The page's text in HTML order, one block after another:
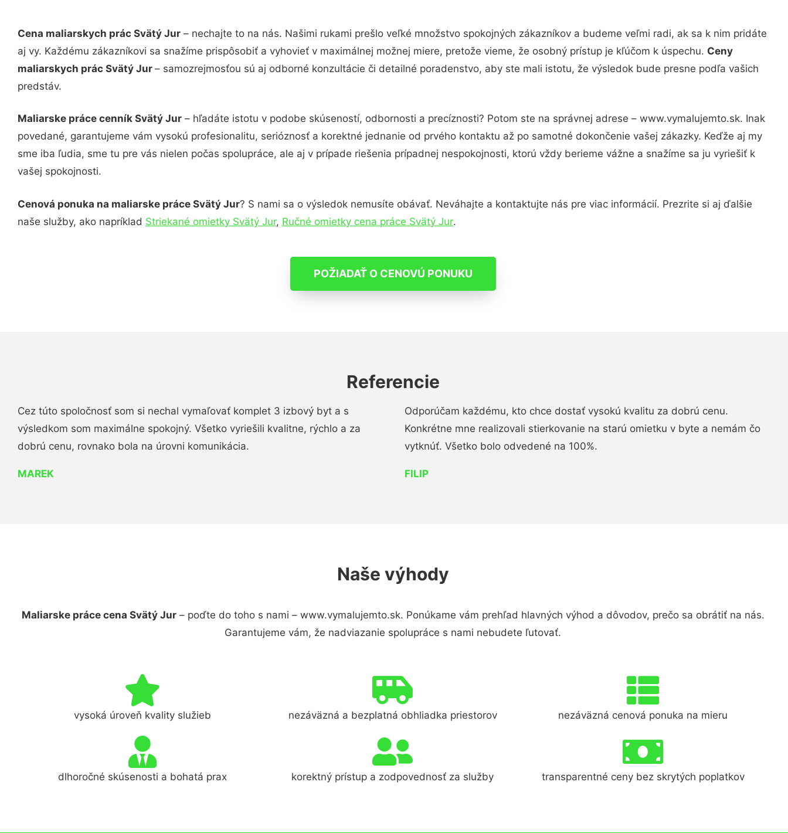
Cena maliarskych prác Svätý Jur – nechajte to na nás. Našimi rukami prešlo veľké množstvo spokojných zákazníkov a budeme veľmi radi, ak sa k nim pridáte
aj vy. Každému zákazníkovi sa snažíme prispôsobiť a vyhovieť v maximálnej možnej miere, pretože vieme, že osobný prístup je kľúčom k úspechu. Ceny
maliarskych prác Svätý Jur – samozrejmosťou sú aj odborné konzultácie či detailné poradenstvo, aby ste mali istotu, že výsledok bude presne podľa vašich
predstáv.
Maliarske práce cenník Svätý Jur – hľadáte istotu v podobe skúseností, odbornosti a precíznosti? Potom ste na správnej adrese – www.vymalujemto.sk. Inak
povedané, garantujeme vám vysokú profesionalitu, serióznosť a korektné jednanie od prvého kontaktu až po samotné dokončenie vašej zákazky. Keďže aj my
sme iba ľudia, sme tu pre vás nielen počas spolupráce, ale aj v prípade riešenia prípadnej nespokojnosti, ktorú vždy berieme vážne a snažíme sa ju vyriešiť k
vašej spokojnosti.
Cenová ponuka na maliarske práce Svätý Jur? S nami sa o výsledok nemusíte obávať. Neváhajte a kontaktujte nás pre viac informácií. Prezrite si aj ďalšie
naše služby, ako napríklad Striekané omietky Svätý Jur, Ručné omietky cena práce Svätý Jur.
POŽIADAŤ O CENOVÚ PONUKU
Referencie
Cez túto spoločnosť som si nechal vymaľovať komplet 3 izbový byt a s
výsledkom som maximálne spokojný. Všetko vyriešili kvalitne, rýchlo a za
dobrú cenu, rovnako bola na úrovni komunikácia.
MAREK
Odporúčam každému, kto chce dostať vysokú kvalitu za dobrú cenu.
Konkrétne mne realizovali stierkovanie na starú omietku v byte a nemám čo
vytknúť. Všetko bolo odvedené na 100%.
FILIP
Naše výhody
Maliarske práce cena Svätý Jur– poďte do toho s nami – www.vymalujemto.sk. Ponúkame vám prehľad hlavných výhod a dôvodov, prečo sa obrátiť na nás.
Garantujeme vám, že nadviazanie spolupráce s nami nebudete ľutovať.
vysoká úroveň kvality služieb nezáväzná a bezplatná obhliadka priestorov nezáväzná cenová ponuka na mieru
dlhoročné skúsenosti a bohatá prax korektný prístup a zodpovednosť za služby transparentné ceny bez skrytých poplatkov